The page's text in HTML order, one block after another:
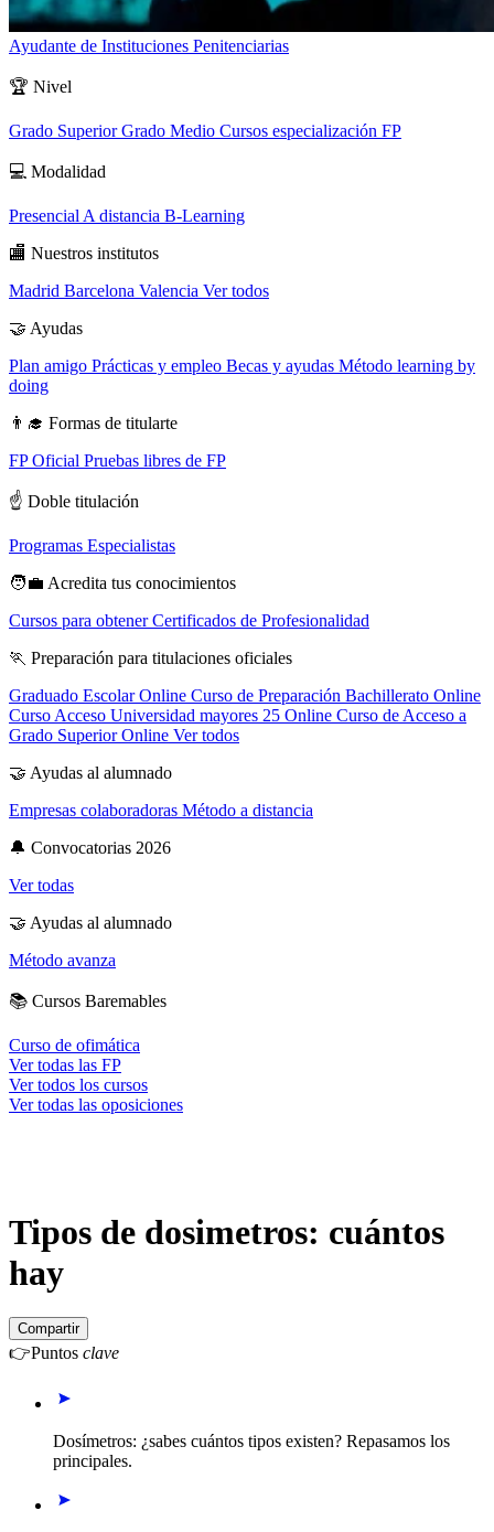
Ayudante de Instituciones Penitenciarias
🏆 Nivel
Grado SuperiorGrado Medio Cursos especialización FP
💻 Modalidad
Presencial A distancia B-Learning
🏬 Nuestros institutos
Madrid Barcelona Valencia Ver todos
🤝 Ayudas
Plan amigo Prácticas y empleo Becas y ayudas Método learning by
doing
👨‍🎓 Formas de titularte
FP Oficial Pruebas libres de FP
☝️ Doble titulación
Programas Especialistas
🧑‍💼 Acredita tus conocimientos
Cursos para obtener Certificados de Profesionalidad
🏃 Preparación para titulaciones oficiales
Graduado Escolar Online Curso de Preparación Bachillerato Online
Curso Acceso Universidad mayores 25 Online Curso de Acceso a
Grado Superior Online Ver todos
🤝 Ayudas al alumnado
Empresas colaboradoras Método a distancia
🔔 Convocatorias 2026
Ver todas
🤝 Ayudas al alumnado
Método avanza
📚 Cursos Baremables
Curso de ofimática
Ver todas las FP
Ver todos los cursos
Ver todas las oposiciones
Tipos de dosimetros: cuántos
hay
Compartir
👉Puntos clave
Dosímetros: ¿sabes cuántos tipos existen? Repasamos los
principales.